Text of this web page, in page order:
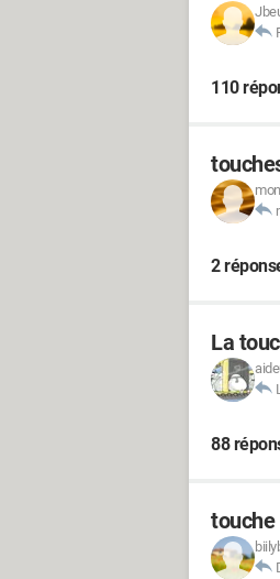
110
2
La
88
touche